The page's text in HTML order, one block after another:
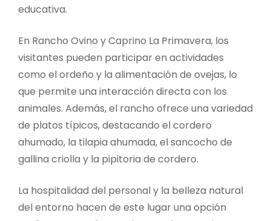
educativa.
En Rancho Ovino y Caprino La Primavera, los
visitantes pueden participar en actividades
como el ordeño y la alimentación de ovejas, lo
que permite una interacción directa con los
animales. Además, el rancho ofrece una variedad
de platos típicos, destacando el cordero
ahumado, la tilapia ahumada, el sancocho de
gallina criolla y la pipitoria de cordero.
La hospitalidad del personal y la belleza natural
del entorno hacen de este lugar una opción